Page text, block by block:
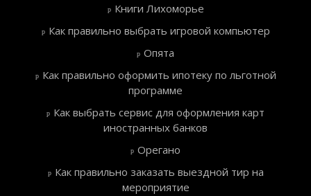
Книги Лихоморье
Как правильно выбрать игровой компьютер
Опята
Как правильно оформить ипотеку по льготной
программе
Как выбрать сервис для оформления карт
иностранных банков
Орегано
Как правильно заказать выездной тир на
мероприятие